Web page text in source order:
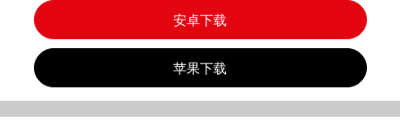
安卓下载
苹果下载